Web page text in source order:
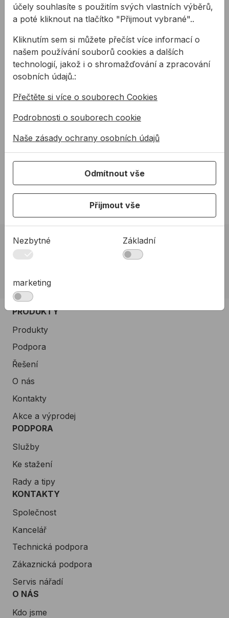
Nosiče těžkých
Konec nepřiměřené zátěži
montážníků zejména v
oblasti zad – praktické
nosiče desek, skla, rámů,
desek a jiných plochých
materiálů šetří záda.
Manipulační
a nadrozměrné břemeno?
Máme pro vás řešení.
02 623 10 920
allmedia@allmedia.sk
PRODUKTY
Produkty
Podpora
Řešení
O nás
Kontakty
Akce a výprodej
PODPORA
Služby
Ke stažení
Rady a tipy
KONTAKTY
Společnost
Kancelář
Technická podpora
Zákaznická podpora
Servis nářadí
O NÁS
Kdo jsme
účely souhlasíte s použitím svých vlastních výběrů,
a poté kliknout na tlačítko "Přijmout vybrané"..
Kliknutím sem si můžete přečíst více informací o
našem používání souborů cookies a dalších
technologií, jakož i o shromažďování a zpracování
osobních údajů.:
Přečtěte si více o souborech Cookies
Podrobnosti o souborech cookie
Naše zásady ochrany osobních údajů
Odmítnout vše
Přijmout vše
Nezbytné Základní
marketing